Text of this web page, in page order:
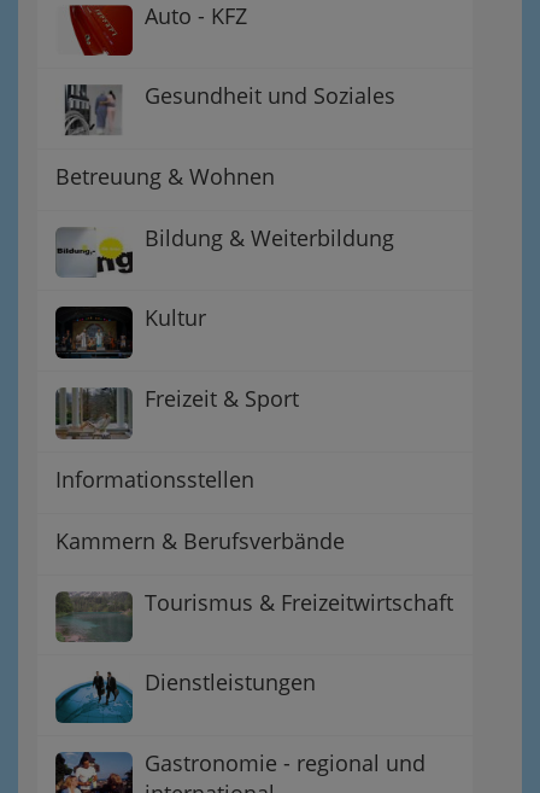
Auto - KFZ
Gesundheit und Soziales
Betreuung & Wohnen
Bildung & Weiterbildung
Kultur
Freizeit & Sport
Informationsstellen
Kammern & Berufsverbände
Tourismus & Freizeitwirtschaft
Dienstleistungen
Gastronomie - regional und